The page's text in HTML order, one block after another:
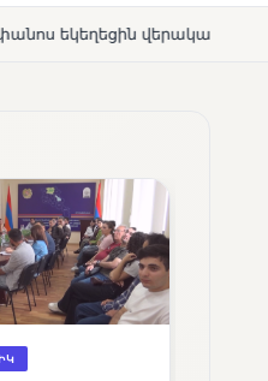
Կարապետյան ընտանիքի